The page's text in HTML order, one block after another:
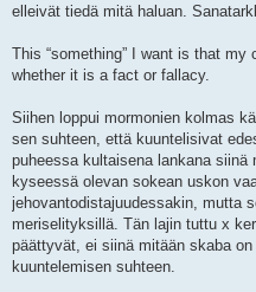
elleivät tiedä mitä haluan.
This “something” I want is that
whether it is a fact or fallacy.
Siihen loppui mormonien kolmas
sen suhteen, että kuuntelisivat
puheessa kultaisena lankana
kyseessä olevan sokean uskon
jehovantodistajuudessakin, mutta
meriselityksillä. Tän lajin tuttu x
päättyvät, ei siinä mitään skaba
kuuntelemisen suhteen.